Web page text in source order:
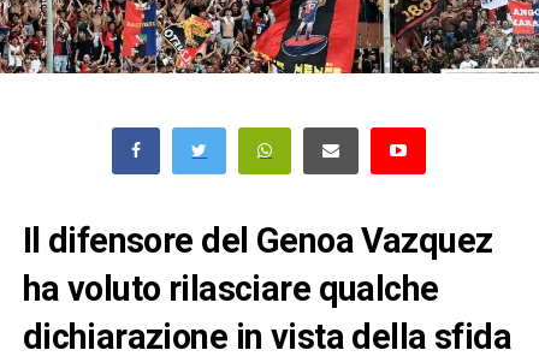
Il difensore del Genoa Vazquez
ha voluto rilasciare qualche
dichiarazione in vista della sfida